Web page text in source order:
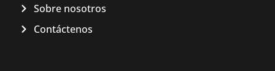
Sobre nosotros
Contáctenos